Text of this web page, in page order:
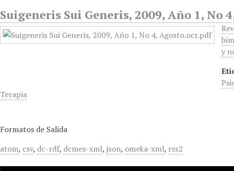
Suigeneris Sui Generis, 2009, Año 1, No
y
Terapia
Formatos de Salida
atom, csv, dc-rdf, dcmes-xml,json, omeka-xml, rss2